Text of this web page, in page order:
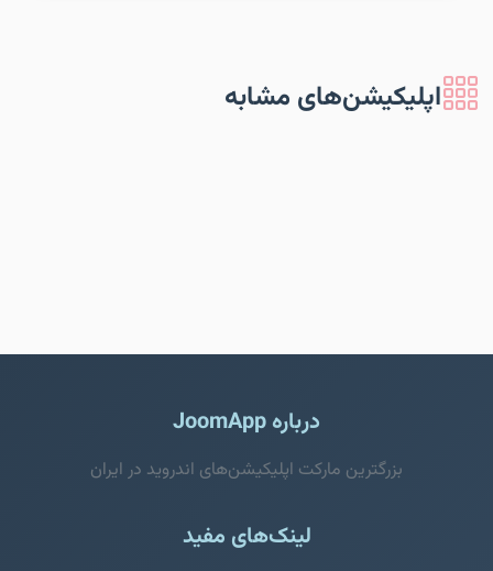
اپلیکیشن‌های مشابه
درباره JoomApp
بزرگترین مارکت اپلیکیشن‌های اندروید در ایران
لینک‌های مفید